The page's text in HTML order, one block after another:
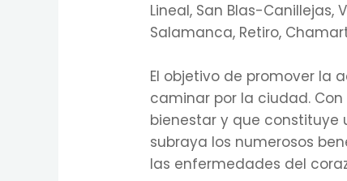
Lineal, San Blas-Canillejas,
Salamanca, Retiro,
El objetivo de promover la
caminar por la ciudad.
bienestar y que constituye
subraya los numerosos
las enfermedades del